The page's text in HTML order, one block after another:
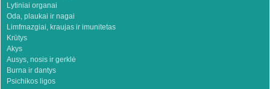
Lytiniai organai
Oda, plaukai ir nagai
Limfmazgiai, kraujas ir imunitetas
Krūtys
Akys
Ausys, nosis ir gerklė
Burna ir dantys
Psichikos ligos